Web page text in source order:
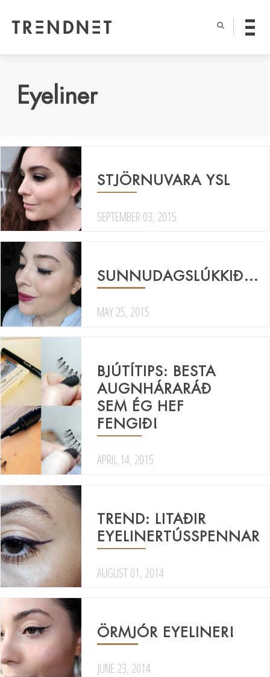
Eyeliner
STJÖRNUVARA YSL
SEPTEMBER 03, 2015
SUNNUDAGSLÚKKIÐ…
MAY 25, 2015
BJÚTÍTIPS: BESTA
AUGNHÁRARÁÐ
SEM ÉG HEF
FENGIÐ!
APRIL 14, 2015
TREND: LITAÐIR
EYELINERTÚSSPENNAR
AUGUST 01, 2014
ÖRMJÓR EYELINER!
JUNE 23, 2014